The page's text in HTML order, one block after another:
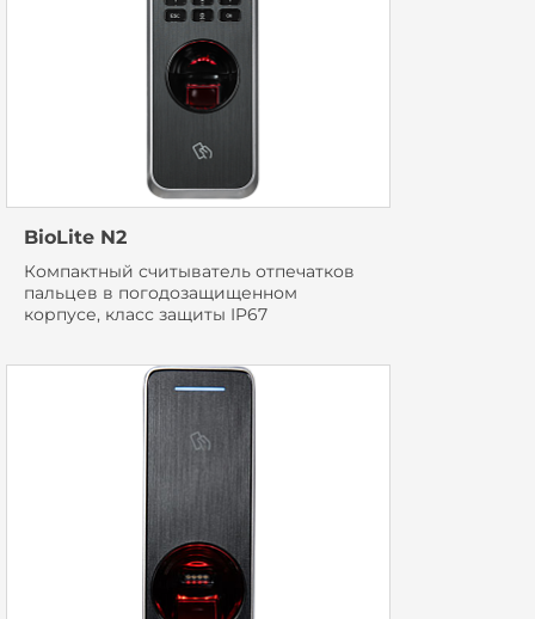
BioLite N2
Компактный считыватель отпечатков
пальцев в погодозащищенном
корпусе, класс защиты IP67